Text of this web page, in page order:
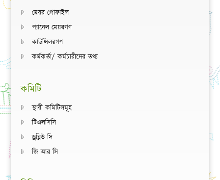
মেয়র প্রোফাইল
প্যানেল মেয়রগণ
কাউন্সিলরগণ
কর্মকর্তা/ কর্মচারীদের তথ্য
কমিটি
স্থায়ী কমিটিসমূহ
টিএলসিসি
ড্রব্লিউ সি
জি আর সি